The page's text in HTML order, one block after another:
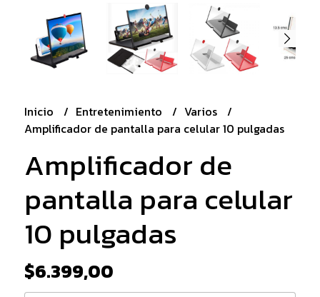
Inicio Entretenimiento
Varios
Amplificador de pantalla para celular 10 pulgadas
Amplificador de
pantalla para celular
10 pulgadas
$6.399,00